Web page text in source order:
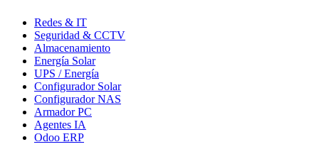
Redes & IT
Seguridad & CCTV
Almacenamiento
Energía Solar
UPS / Energía
Configurador Solar
Configurador NAS
Armador PC
Agentes IA
Odoo ERP